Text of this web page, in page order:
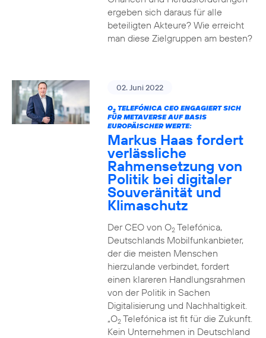
ergeben sich daraus für alle
beteiligten Akteure? Wie erreicht
man diese Zielgruppen am besten?
02. Juni 2022
O2TELEFÓNICA CEO ENGAGIERT SICH
FÜR METAVERSE AUF BASIS
EUROPÄISCHER WERTE:
Markus Haas fordert
verlässliche
Rahmensetzung von
Politik bei digitaler
Souveränität und
Klimaschutz
Der CEO von O2Telefónica,
Deutschlands Mobilfunkanbieter,
der die meisten Menschen
hierzulande verbindet, fordert
einen klareren Handlungsrahmen
von der Politik in Sachen
Digitalisierung und Nachhaltigkeit.
„O2Telefónica ist fit für die Zukunft.
Kein Unternehmen in Deutschland